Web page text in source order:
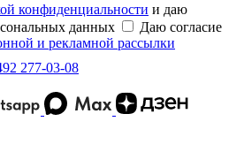
конфиденциальности и даю
данных
Даю согласие
и рекламной рассылки
277-03-08